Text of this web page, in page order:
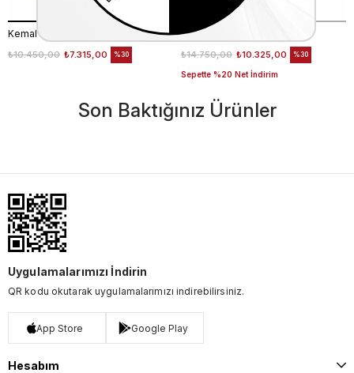
Kemal Tanca Gold Erkek Hakiki Deri Tpu Taban Siyah Bot
₺7.315,00
₺10.450,00 %30
Mocassini Erkek Bot 7318
₺10.325,00
₺14.750,00
Sepette %20 Net İndirim
%30
Son Baktığınız Ürünler
Uygulamalarımızı İndirin
QR kodu okutarak uygulamalarımızı indirebilirsiniz.
App Store Google Play
Hesabım